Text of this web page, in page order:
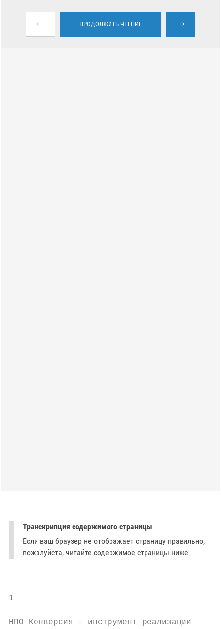
← ПРОДОЛЖИТЬ ЧТЕНИЕ →
Транскрипция содержимого страницы
Если ваш браузер не отображает страницу правильно,
пожалуйста, читайте содержимое страницы ниже
1
НПО Конверсия – инструмент реализации